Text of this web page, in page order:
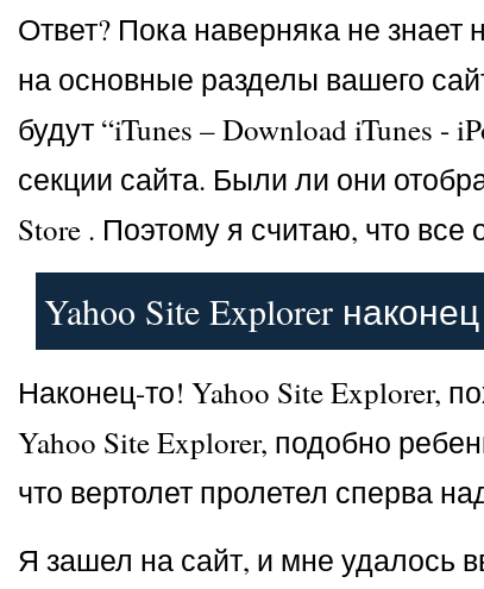
Ответ? Пока наверняка не
на основные разделы вашего
будут “iTunes – Download iTunes
секции сайта. Были ли они
Store . Поэтому я считаю, что
Yahoo Site Explorer
Наконец-то! Yahoo Site Explorer,
Yahoo Site Explorer, подобно
что вертолет пролетел сперва
Я зашел на сайт, и мне удалось